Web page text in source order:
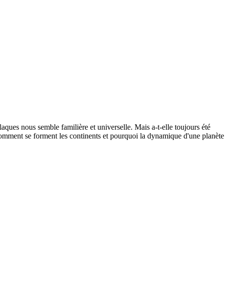
nous semble familière et universelle. Mais a-t-elle toujours été
se forment les continents et pourquoi la dynamique d'une planète